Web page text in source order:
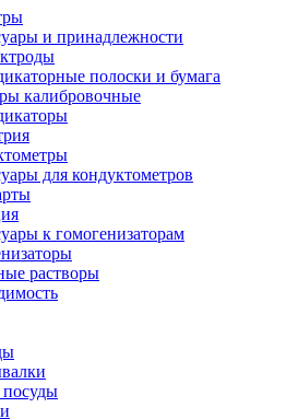
и принадлежности
полоски и бумага
калибровочные
для кондуктометров
к гомогенизаторам
растворы